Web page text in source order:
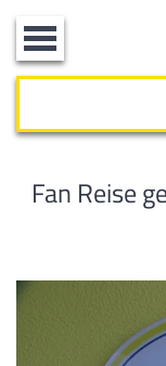
Toggle
navigation
Fan Reise